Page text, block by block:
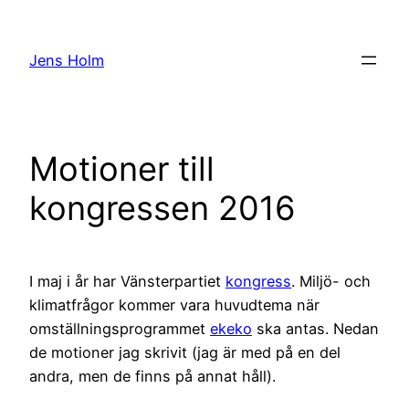
innehåll
Jens Holm
Motioner till
kongressen 2016
I maj i år har Vänsterpartiet kongress. Miljö- och
klimatfrågor kommer vara huvudtema när
omställningsprogrammet ekeko ska antas. Nedan
de motioner jag skrivit (jag är med på en del
andra, men de finns på annat håll).